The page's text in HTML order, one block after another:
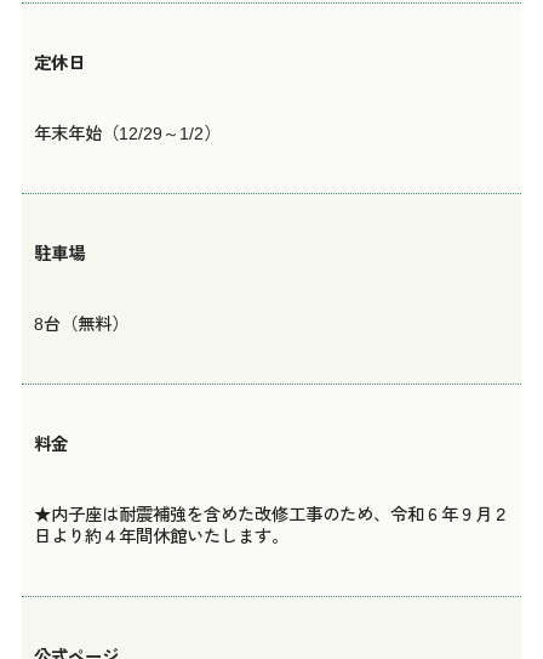
定休日
年末年始（12/29～1/2）
駐車場
8台（無料）
料金
★内子座は耐震補強を含めた改修工事のため、令和６年９月２
日より約４年間休館いたします。